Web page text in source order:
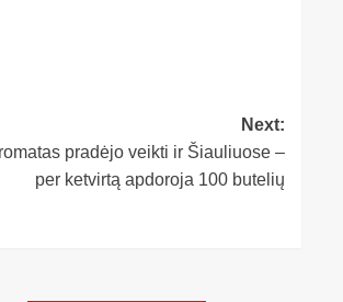
Next:
pradėjo veikti ir Šiauliuose –
per ketvirtą apdoroja 100 butelių